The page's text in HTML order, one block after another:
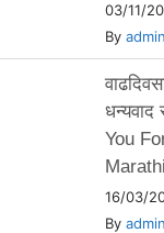
03/11/
By
You
Marathi
16/03/
By